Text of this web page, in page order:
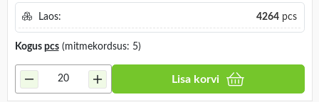
Laos: 4264pcs
Kogus pcs(mitmekordsus: 5)
Lisa korvi